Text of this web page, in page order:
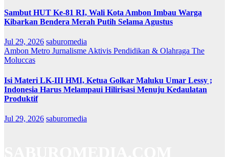
Sambut HUT Ke-81 RI, Wali Kota Ambon Imbau Warga
Kibarkan Bendera Merah Putih Selama Agustus
Jul 29, 2026 saburomedia
Ambon Metro Jurnalisme Aktivis Pendidikan & Olahraga The
Moluccas
Isi Materi LK-III HMI, Ketua Golkar Maluku Umar Lessy ;
Indonesia Harus Melampaui Hilirisasi Menuju Kedaulatan
Produktif
Jul 29, 2026 saburomedia